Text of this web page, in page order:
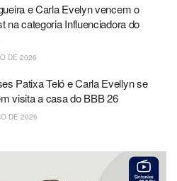
e Carla Evelyn vencem o
na categoria Influenciadora do
DE 2026
Patixa Teló e Carla Evellyn se
visita a casa do BBB 26
DE 2026